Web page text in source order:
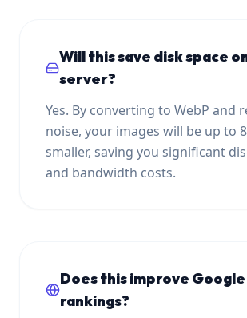
Will this save disk space
server?
Yes. By converting to WebP and
noise, your images will be up to
smaller, saving you significant
and bandwidth costs.
Does this improve Google
rankings?